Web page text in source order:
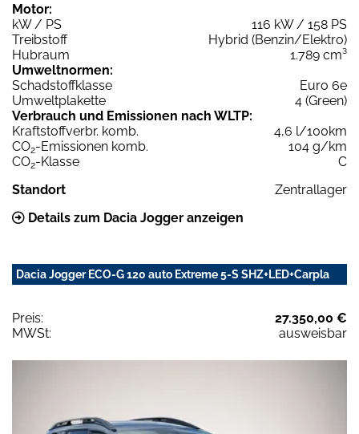
Motor:
kW / PS
116 kW / 158 PS
Treibstoff
Hybrid (Benzin/Elektro)
Hubraum
1.789 cm³
Umweltnormen:
Schadstoffklasse
Euro 6e
Umweltplakette
4 (Green)
Verbrauch und Emissionen nach WLTP:
Kraftstoffverbr. komb.
4,6 l/100km
CO2-Emissionen komb.
104 g/km
CO2-Klasse
C
Standort
Zentrallager
Details zum Dacia Jogger anzeigen
Dacia Jogger ECO-G 120 auto Extreme 5-S SHZ+LED+Carpla
Preis:
27.350,00 €
MWSt:
ausweisbar